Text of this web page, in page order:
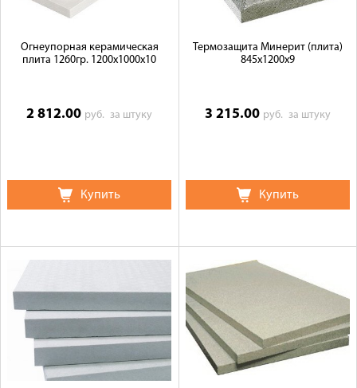
Огнеупорная керамическая
плита 1260гр. 1200х1000х10
2 812.00 руб.за штуку
Купить
Термозащита Минерит (плита)
845x1200x9
3 215.00 руб. за штуку
Купить